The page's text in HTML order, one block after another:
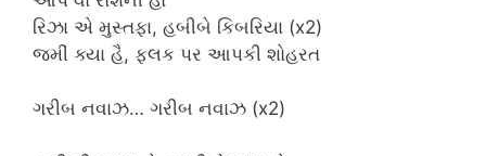
રિઝા એ મુસ્તફા, હબીબે કિબરિયા (x2)
જમીં ક્યા હૈ, ફલક પર આપકી શોહરત
ગરીબ નવાઝ… ગરીબ નવાઝ (x2)